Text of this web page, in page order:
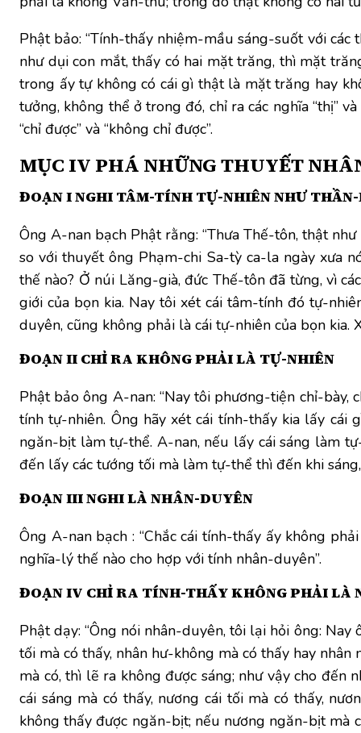
Phật bảo: “Tính-thấy nhiệm-mầu sáng-suốt với
như dụi con mắt, thấy có hai mặt trăng, thì mặt
trong ấy tự không có cái gì thật là mặt trăng hay
tưởng, không thể ở trong đó, chỉ ra các nghĩa “thị”
“chỉ được” và “không chỉ được”.
MỤC IV PHÁ NHỮNG THUYẾT
ĐOẠN I NGHI TÂM-TÍNH TỰ-NHIÊN NHƯ THẦN-
Ông A-nan bạch Phật rằng: “Thưa Thế-tôn, thật
so với thuyết ông Phạm-chi Sa-tỳ ca-la ngày xưa
thế nào? Ở núi Lăng-già, đức Thế-tôn đã từng, vì
giới của bọn kia. Nay tôi xét cái tâm-tính đó tự-
duyên, cũng không phải là cái tự-nhiên của bọn
ĐOẠN II CHỈ RA KHÔNG PHẢI LÀ TỰ-NHIÊN
Phật bảo ông A-nan: “Nay tôi phương-tiện chỉ-
tính tự-nhiên. Ông hãy xét cái tính-thấy kia lấy
ngăn-bịt làm tự-thể. A-nan, nếu lấy cái sáng làm
đến lấy các tướng tối mà làm tự-thể thì đến khi
ĐOẠN III NGHI LÀ NHÂN-DUYÊN
Ông A-nan bạch : “Chắc cái tính-thấy ấy không
nghĩa-lý thế nào cho hợp với tính nhân-duyên”.
ĐOẠN IV CHỈ RA TÍNH-THẤY KHÔNG PHẢI LÀ
Phật dạy: “Ông nói nhân-duyên, tôi lại hỏi ông:
tối mà có thấy, nhân hư-không mà có thấy hay
mà có, thì lẽ ra không được sáng; như vậy cho đến
cái sáng mà có thấy, nương cái tối mà có thấy,
không thấy được ngăn-bịt; nếu nương ngăn-bịt mà